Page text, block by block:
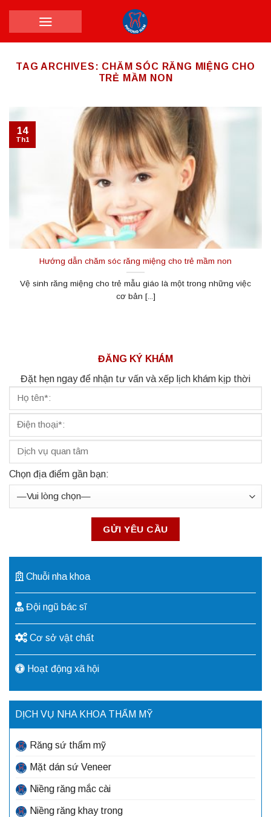
TAG ARCHIVES: CHĂM SÓC RĂNG MIỆNG CHO
TRẺ MẦM NON
Hướng dẫn chăm sóc răng miệng cho trẻ mầm non
Vệ sinh răng miệng cho trẻ mẫu giáo là một trong những việc
cơ bản [...]
14
Th1
ĐĂNG KÝ KHÁM
Đặt hẹn ngay để nhận tư vấn và xếp lịch khám kịp thời
Chọn địa điểm gần bạn:
Chuỗi nha khoa
Đội ngũ bác sĩ
Cơ sở vật chất
Hoạt động xã hội
DỊCH VỤ NHA KHOA THẨM MỸ
Răng sứ thẩm mỹ
Mặt dán sứ Veneer
Niềng răng mắc cài
Niềng răng khay trong